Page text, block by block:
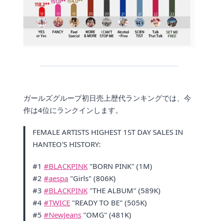
ガールズグループ初日売上歴代ランキングでは、今
作は4位にランクインします。
FEMALE ARTISTS HIGHEST 1ST DAY SALES IN
HANTEO'S HISTORY:
#1 #BLACKPINK "BORN PINK" (1M)
#2 #aespa "Girls" (806K)
#3 #BLACKPINK "THE ALBUM" (589K)
#4 #TWICE "READY TO BE" (505K)
#5 #NewJeans "OMG" (481K)